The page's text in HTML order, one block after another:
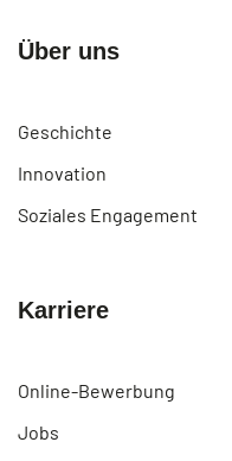
Über uns
Geschichte
Innovation
Soziales Engagement
Karriere
Online-Bewerbung
Jobs